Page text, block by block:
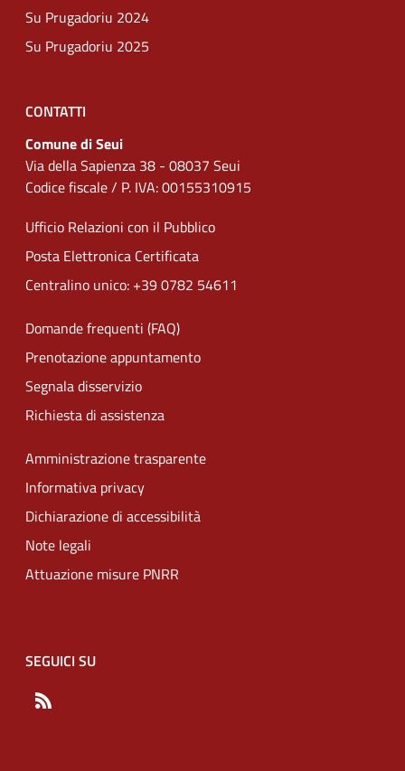
Su Prugadoriu 2024
Su Prugadoriu 2025
CONTATTI
Comune di Seui
Via della Sapienza 38 - 08037 Seui
Codice fiscale / P. IVA: 00155310915
Ufficio Relazioni con il Pubblico
Posta Elettronica Certificata
Centralino unico: +39 0782 54611
Domande frequenti (FAQ)
Prenotazione appuntamento
Segnala disservizio
Richiesta di assistenza
Amministrazione trasparente
Informativa privacy
Dichiarazione di accessibilità
Note legali
Attuazione misure PNRR
SEGUICI SU